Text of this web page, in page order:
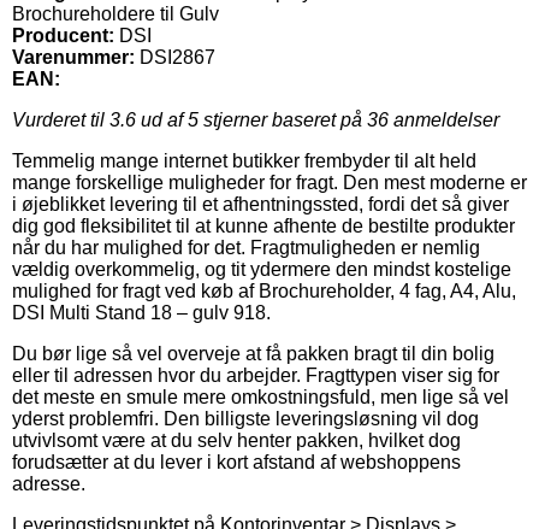
Brochureholdere til Gulv
Producent: DSI
Varenummer: DSI2867
EAN:
Vurderet til 3.6 ud af 5 stjerner baseret på 36 anmeldelser
Temmelig mange internet butikker frembyder til alt held
mange forskellige muligheder for fragt. Den mest moderne er
i øjeblikket levering til et afhentningssted, fordi det så giver
dig god fleksibilitet til at kunne afhente de bestilte produkter
når du har mulighed for det. Fragtmuligheden er nemlig
vældig overkommelig, og tit ydermere den mindst kostelige
mulighed for fragt ved køb af Brochureholder, 4 fag, A4, Alu,
DSI Multi Stand 18 – gulv 918.
Du bør lige så vel overveje at få pakken bragt til din bolig
eller til adressen hvor du arbejder. Fragttypen viser sig for
det meste en smule mere omkostningsfuld, men lige så vel
yderst problemfri. Den billigste leveringsløsning vil dog
utvivlsomt være at du selv henter pakken, hvilket dog
forudsætter at du lever i kort afstand af webshoppens
adresse.
Leveringstidspunktet på Kontorinventar > Displays >